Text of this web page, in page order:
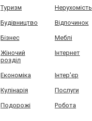
Туризм Нерухомість
Будівництво Відпочинок
Бізнес Меблі
Жіночий
розділ
Інтернет
Економіка Інтер'єр
Кулінарія Послуги
Подорожі Робота